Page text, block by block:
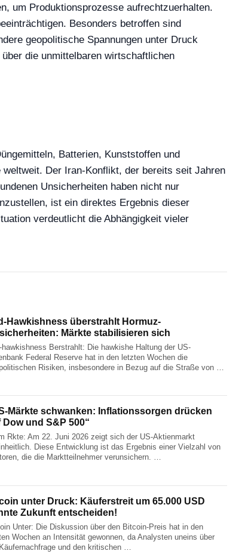
um Produktionsprozesse aufrechtzuerhalten.
Besonders betroffen sind
geopolitische Spannungen unter Druck
die unmittelbaren wirtschaftlichen
Batterien, Kunststoffen und
Der Iran-Konflikt, der bereits seit Jahren
Unsicherheiten haben nicht nur
ist ein direktes Ergebnis dieser
verdeutlicht die Abhängigkeit vieler
Hawkishness überstrahlt Hormuz-
Märkte stabilisieren sich
hawkishness Berstrahlt: Die hawkishe Haltung der US-
Federal Reserve hat in den letzten Wochen die
Risiken, insbesondere in Bezug auf die Straße von …
Märkte schwanken: Inflationssorgen drücken
Dow und S&P 500“
Rkte: Am 22. Juni 2026 zeigt sich der US-Aktienmarkt
Diese Entwicklung ist das Ergebnis einer Vielzahl von
die die Marktteilnehmer verunsichern. …
unter Druck: Käuferstreit um 65.000 USD
Zukunft entscheiden!
Unter: Die Diskussion über den Bitcoin-Preis hat in den
Wochen an Intensität gewonnen, da Analysten uneins über
und den kritischen …